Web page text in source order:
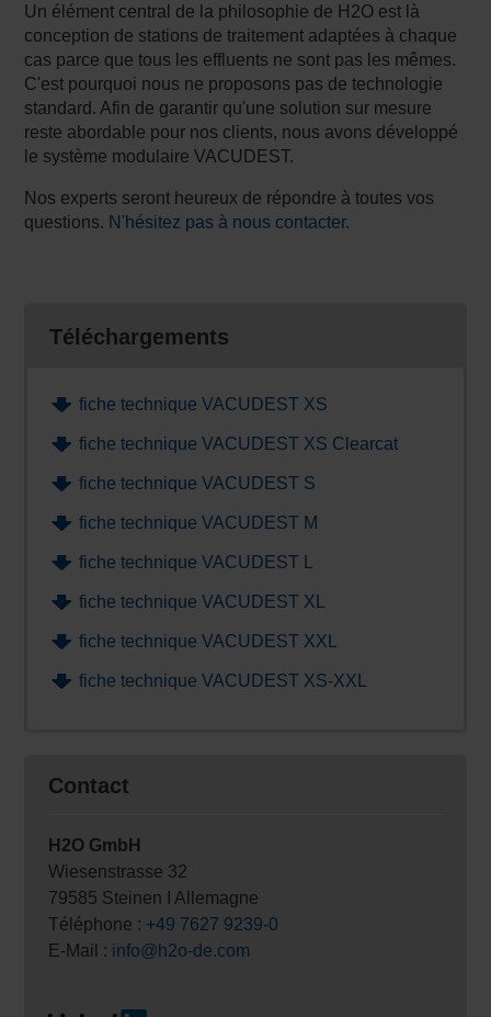
Un élément central de la philosophie de H2O est là
conception de stations de traitement adaptées à chaque
cas parce que tous les effluents ne sont pas les mêmes.
C'est pourquoi nous ne proposons pas de technologie
standard. Afin de garantir qu'une solution sur mesure
reste abordable pour nos clients, nous avons développé
le système modulaire VACUDEST.
Nos experts seront heureux de répondre à toutes vos
questions. N'hésitez pas à nous contacter.
Téléchargements
fiche technique VACUDEST XS
fiche technique VACUDEST XS Clearcat
fiche technique VACUDEST S
fiche technique VACUDEST M
fiche technique VACUDEST L
fiche technique VACUDEST XL
fiche technique VACUDEST XXL
fiche technique VACUDEST XS-XXL
Contact
H2O GmbH
Wiesenstrasse 32
79585 Steinen I Allemagne
Téléphone : +49 7627 9239-0
E-Mail : info@h2o-de.com